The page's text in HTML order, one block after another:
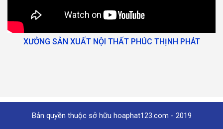
XƯỞNG SẢN XUẤT NỘI THẤT PHÚC THỊNH PHÁT
Bản quyền thuộc sở hữu hoaphat123.com - 2019